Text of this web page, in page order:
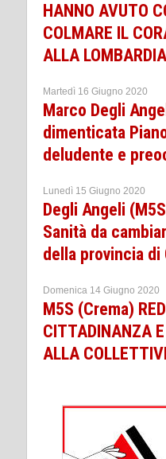
HANNO AVUTO
COLMARE IL
ALLA LOMBARDIA
Martedì 16 Giugno 2020
Marco Degli
dimenticata
deludente e
Lunedì 15 Giugno 2020
Degli Angeli
Sanità da
della provincia di
Domenica 14 Giugno 2020
M5S (Crema)
CITTADINANZA
ALLA